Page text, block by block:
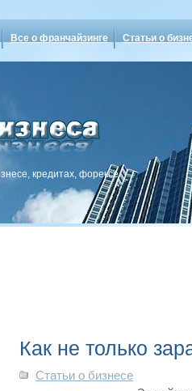
Все о франчайзинге
Статьи о
кредитах, форексе
Как не только
Статьи о бизнесе